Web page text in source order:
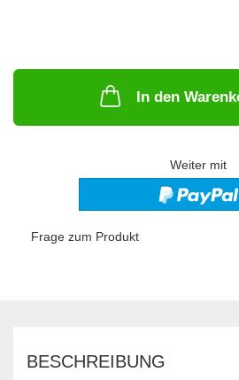
In den
Weiter mit
Frage zum Produkt
BESCHREIBUNG